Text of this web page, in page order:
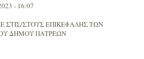
- 16:07
ΣΤΙΣ/ΣΤΟΥΣ ΕΠΙΚΕΦΑΛΗΣ ΤΩΝ
ΔΗΜΟΥ ΠΑΤΡΕΩΝ